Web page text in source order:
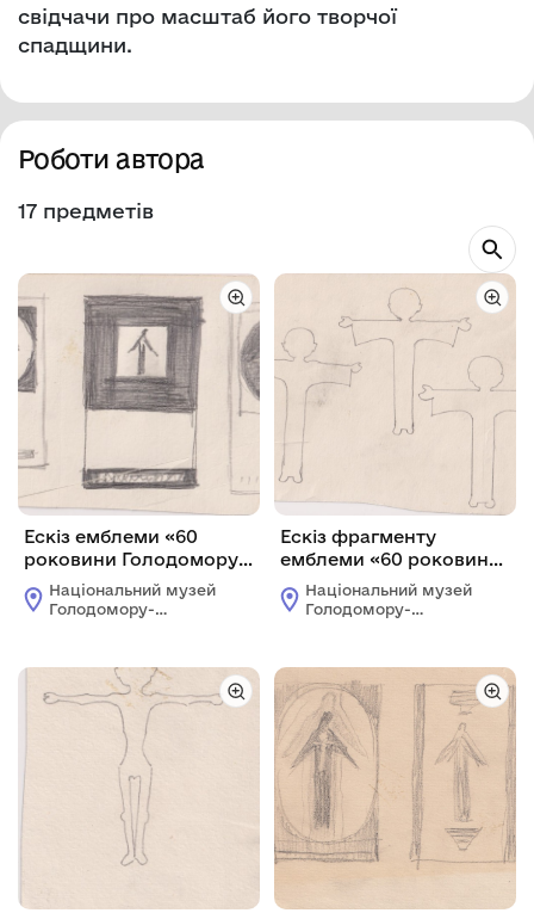
свідчачи про масштаб його творчої
спадщини.
Роботи автора
17 предметів
Ескіз емблеми «60
роковини Голодомору в
Україні».
Національний музей
Голодомору-
Ескіз фрагменту
емблеми «60 роковини
Голодомору в Україні».
Національний музей
Голодомору-